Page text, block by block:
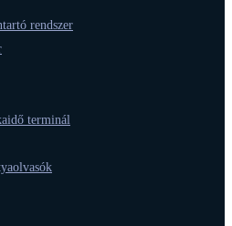
rendszer
terminál